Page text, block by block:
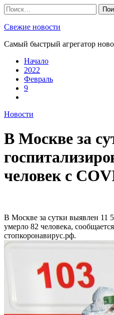
Skip
to
content
Найти:
Свежие новости
Самый быстрый агрегатор
Начало
2022
Февраль
9
Новости
В Москве за
человек с
В Москве за сутки выявлен 11
умерло 82 человека,
стопкоронавирус.рф.